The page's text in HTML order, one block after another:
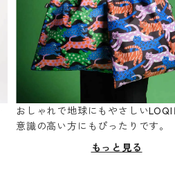
おしゃれで地球にもやさしい
意識の高い方にもぴったりです。
もっと見る